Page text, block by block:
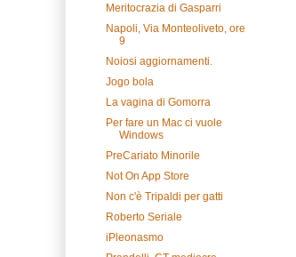
Meritocrazia di Gasparri
Napoli, Via Monteoliveto, ore
9
Noiosi aggiornamenti.
Jogo bola
La vagina di Gomorra
Per fare un Mac ci vuole
Windows
PreCariato Minorile
Not On App Store
Non c'è Tripaldi per gatti
Roberto Seriale
iPleonasmo